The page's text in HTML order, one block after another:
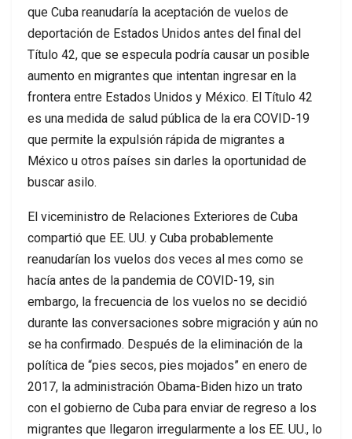
que Cuba reanudaría la aceptación de vuelos de
deportación de Estados Unidos antes del final del
Título 42, que se especula podría causar un posible
aumento en migrantes que intentan ingresar en la
frontera entre Estados Unidos y México. El Título 42
es una medida de salud pública de la era COVID-19
que permite la expulsión rápida de migrantes a
México u otros países sin darles la oportunidad de
buscar asilo.
El viceministro de Relaciones Exteriores de Cuba
compartió que EE. UU. y Cuba probablemente
reanudarían los vuelos dos veces al mes como se
hacía antes de la pandemia de COVID-19, sin
embargo, la frecuencia de los vuelos no se decidió
durante las conversaciones sobre migración y aún no
se ha confirmado. Después de la eliminación de la
política de “pies secos, pies mojados” en enero de
2017, la administración Obama-Biden hizo un trato
con el gobierno de Cuba para enviar de regreso a los
migrantes que llegaron irregularmente a los EE. UU., lo